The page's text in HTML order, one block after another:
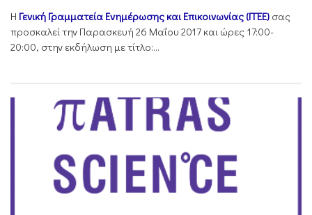
Η Γενική Γραμματεία Ενημέρωσης και Επικοινωνίας (ΓΓΕΕ) σας
προσκαλεί την Παρασκευή 26 Μαΐου 2017 και ώρες 17:00-
20:00, στην εκδήλωση με τίτλο:...